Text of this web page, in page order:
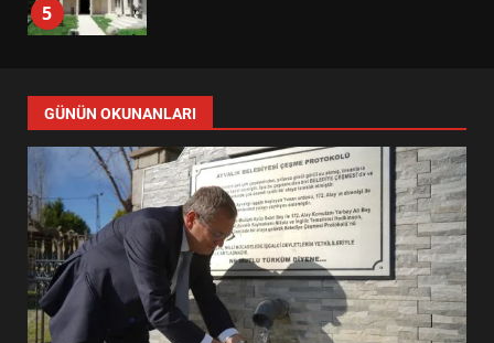
5
6
TURNUVASI KAYITLARI NEYİ
DEĞİŞTİRİYOR?
7
BURHANİYE BELEDİYESPOR’DA
YENİ YÖNETİM NASIL
ŞEKİLLENDİ?
GÜNÜN OKUNANLARI